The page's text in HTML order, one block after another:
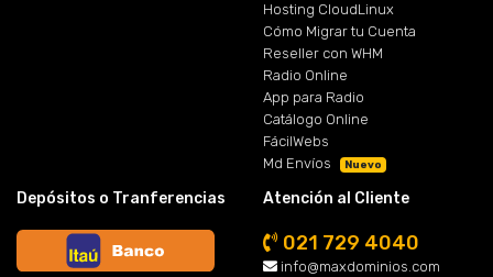
Hosting CloudLinux
Cómo Migrar tu Cuenta
Reseller con WHM
Radio Online
App para Radio
Catálogo Online
FácilWebs
Md Envíos
Nuevo
Depósitos o Tranferencias Atención al Cliente
021 729 4040
info@maxdominios.com